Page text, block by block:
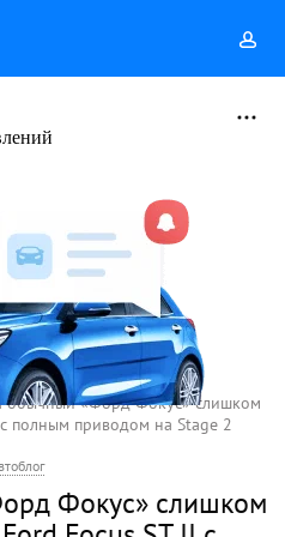
обычный «Форд Фокус» слишком
полным приводом на Stage 2
Фокус» слишком